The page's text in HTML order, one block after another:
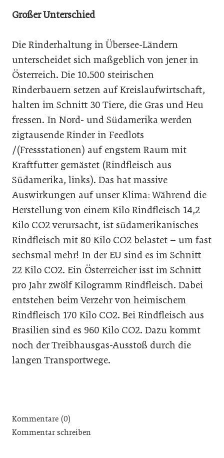
Großer Unterschied
Die Rinderhaltung in Übersee-Ländern
unterscheidet sich maßgeblich von jener in
Österreich. Die 10.500 steirischen
Rinderbauern setzen auf Kreislaufwirtschaft,
halten im Schnitt 30 Tiere, die Gras und Heu
fressen. In Nord- und Südamerika werden
zigtausende Rinder in Feedlots
/(Fressstationen) auf engstem Raum mit
Kraftfutter gemästet (Rindfleisch aus
Südamerika, links). Das hat massive
Auswirkungen auf unser Klima: Während die
Herstellung von einem Kilo Rindfleisch 14,2
Kilo CO2 verursacht, ist südamerikanisches
Rindfleisch mit 80 Kilo CO2 belastet – um fast
sechsmal mehr! In der EU sind es im Schnitt
22 Kilo CO2. Ein Österreicher isst im Schnitt
pro Jahr zwölf Kilogramm Rindfleisch. Dabei
entstehen beim Verzehr von heimischem
Rindfleisch 170 Kilo CO2. Bei Rindfleisch aus
Brasilien sind es 960 Kilo CO2. Dazu kommt
noch der Treibhausgas-Ausstoß durch die
langen Transportwege.
Kommentare (0)
Kommentar schreiben